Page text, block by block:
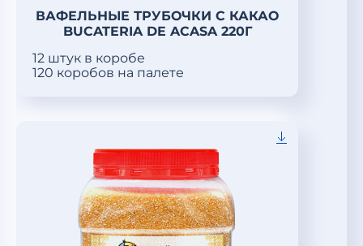
ВАФЕЛЬНЫЕ ТРУБОЧКИ С КАКАО
BUCATERIA DE ACASA 220Г
12 штук в коробе
120 коробов на палете